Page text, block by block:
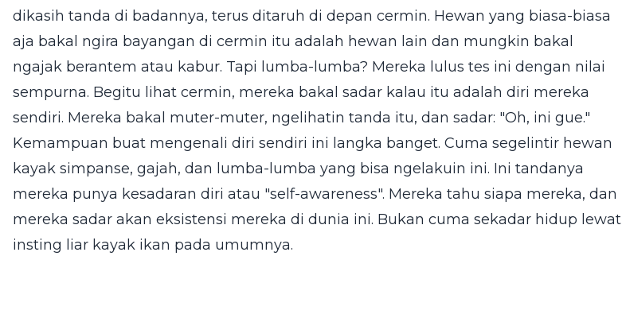
dikasih tanda di badannya, terus ditaruh di depan cermin. Hewan yang biasa-biasa
aja bakal ngira bayangan di cermin itu adalah hewan lain dan mungkin bakal
ngajak berantem atau kabur. Tapi lumba-lumba? Mereka lulus tes ini dengan nilai
sempurna. Begitu lihat cermin, mereka bakal sadar kalau itu adalah diri mereka
sendiri. Mereka bakal muter-muter, ngelihatin tanda itu, dan sadar: "Oh, ini gue."
Kemampuan buat mengenali diri sendiri ini langka banget. Cuma segelintir hewan
kayak simpanse, gajah, dan lumba-lumba yang bisa ngelakuin ini. Ini tandanya
mereka punya kesadaran diri atau "self-awareness". Mereka tahu siapa mereka, dan
mereka sadar akan eksistensi mereka di dunia ini. Bukan cuma sekadar hidup lewat
insting liar kayak ikan pada umumnya.